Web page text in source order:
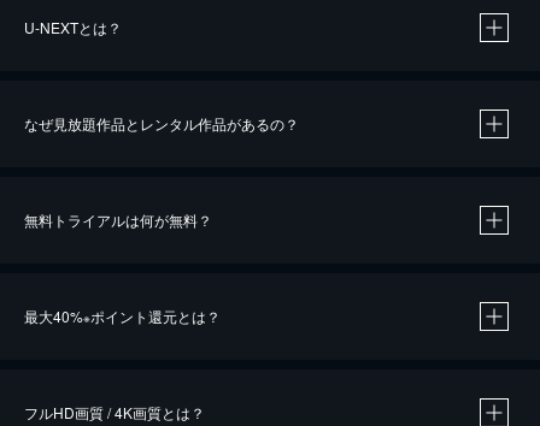
U-NEXTとは？
なぜ見放題作品とレンタル作品があるの？
無料トライアルは何が無料？
最大40%※ポイント還元とは？
フルHD画質 / 4K画質とは？